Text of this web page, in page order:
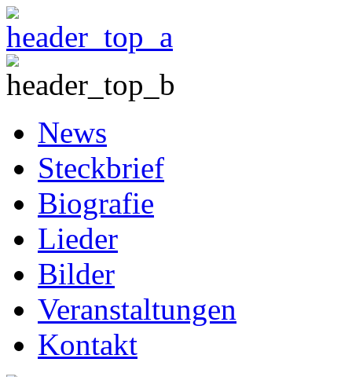
News
Steckbrief
Biografie
Lieder
Bilder
Veranstaltungen
Kontakt